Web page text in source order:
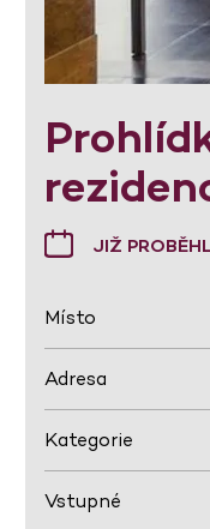
JIŽ
Místo
Adresa
Kategorie
Vstupné